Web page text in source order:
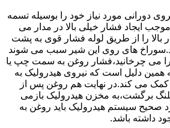
دورانی مورد نیاز خود را بوسیله تسمه
ایجاد فشار خیلی بالا در مدار می
را از طریق لوله فشار قوی به پشت
های روی این شیر سبب می شوند
می چرخانید،فشار روغن به سمت چپ یا
دلیل است که نیروی هیدرولیک به
می کند.در نهایت هم روغن پس از
برگشت،به مخزن هیدرولیک بازمی
صحیح سیستم هیدرولیک باید روغن به
داشته باشد.